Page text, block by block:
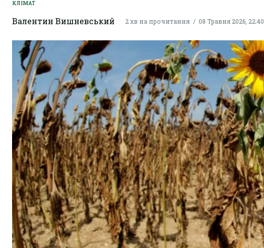
КЛІМАТ
Валентин Вишневський 2 хв на прочитання 08 Травня 2026, 22:40